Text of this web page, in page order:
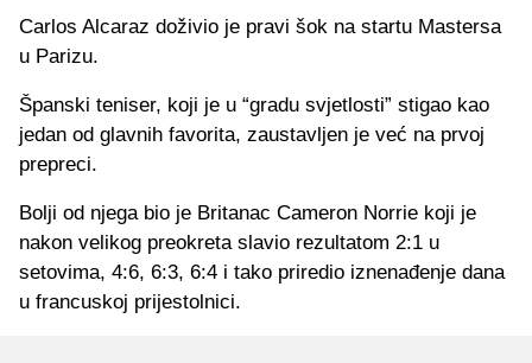
Carlos Alcaraz doživio je pravi šok na startu Mastersa
u Parizu.
Španski teniser, koji je u “gradu svjetlosti” stigao kao
jedan od glavnih favorita, zaustavljen je već na prvoj
prepreci.
Bolji od njega bio je Britanac Cameron Norrie koji je
nakon velikog preokreta slavio rezultatom 2:1 u
setovima, 4:6, 6:3, 6:4 i tako priredio iznenađenje dana
u francuskoj prijestolnici.